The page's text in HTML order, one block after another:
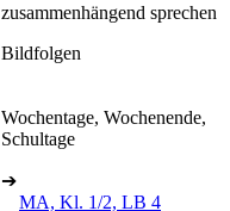
zusammenhängend sprechen
Bildfolgen
Wochentage, Wochenende,
Schultage
➔
MA, Kl. 1/2, LB 4